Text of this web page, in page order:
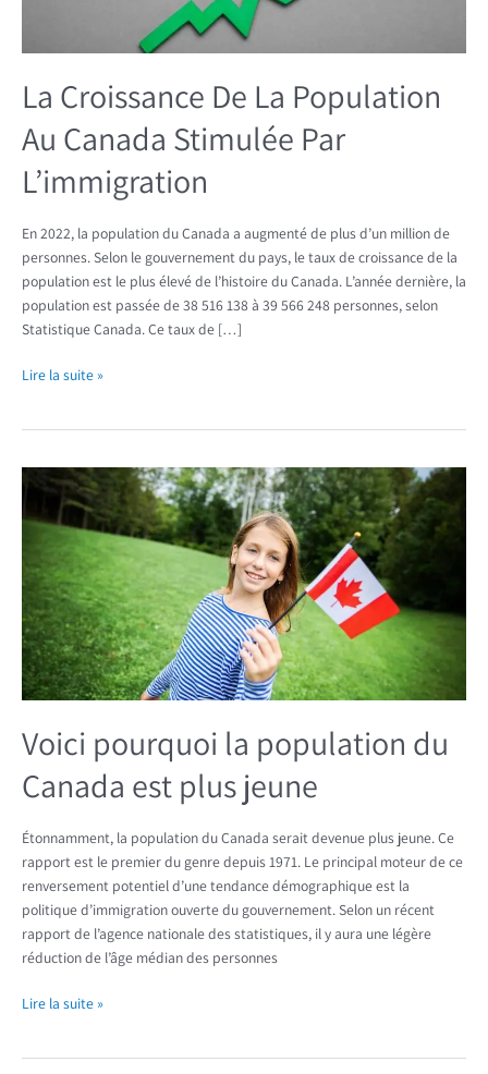
La Croissance De La Population
Au Canada Stimulée Par
L’immigration
En 2022, la population du Canada a augmenté de plus d’un million de
personnes. Selon le gouvernement du pays, le taux de croissance de la
population est le plus élevé de l’histoire du Canada. L’année dernière, la
population est passée de 38 516 138 à 39 566 248 personnes, selon
Statistique Canada. Ce taux de […]
Lire la suite »
Voici pourquoi la population du
Canada est plus jeune
Étonnamment, la population du Canada serait devenue plus jeune. Ce
rapport est le premier du genre depuis 1971. Le principal moteur de ce
renversement potentiel d’une tendance démographique est la
politique d’immigration ouverte du gouvernement. Selon un récent
rapport de l’agence nationale des statistiques, il y aura une légère
réduction de l’âge médian des personnes
pourquoi
la
population
du
Canada
est
plus
jeune
Lire la suite »